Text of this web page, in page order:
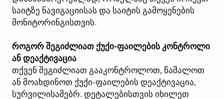
საიტზე ნავიგაციისას და საიტის გამოყენების
მონიტორინგისთვის.
როგორ შეგიძლიათ ქუქი-ფაილების კონტროლი
ან დეაქტივაცია
თქვენ შეგიძლიათ გააკონტროლოთ, წაშალოთ
ან მოახდინოთ ქუქი-ფაილების დეაქტივაცია,
სურვილისამებრ. დეტალებისთვის იხილეთ